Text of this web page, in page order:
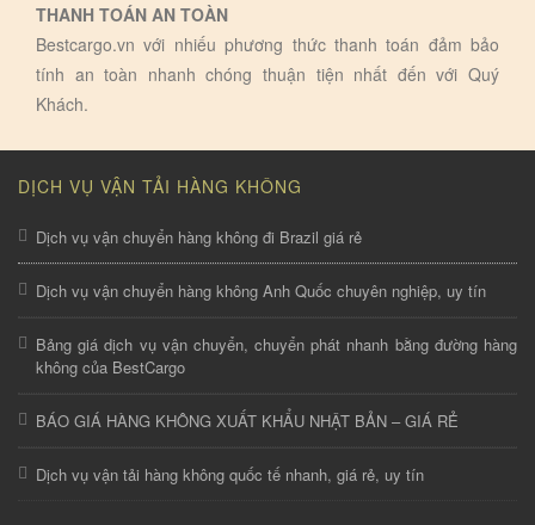
THANH TOÁN AN TOÀN
Bestcargo.vn với nhiếu phương thức thanh toán đảm bảo
tính an toàn nhanh chóng thuận tiện nhất đến với Quý
Khách.
DỊCH VỤ VẬN TẢI HÀNG KHÔNG
Dịch vụ vận chuyển hàng không đi Brazil giá rẻ
Dịch vụ vận chuyển hàng không Anh Quốc chuyên nghiệp, uy tín
Bảng giá dịch vụ vận chuyển, chuyển phát nhanh bằng đường hàng
không của BestCargo
BÁO GIÁ HÀNG KHÔNG XUẤT KHẨU NHẬT BẢN – GIÁ RẺ
Dịch vụ vận tải hàng không quốc tế nhanh, giá rẻ, uy tín